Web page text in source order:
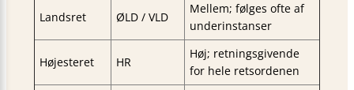
Landsret ØLD / VLD
Mellem; følges ofte af
underinstanser
Højesteret HR
Høj; retningsgivende
for hele retsordenen